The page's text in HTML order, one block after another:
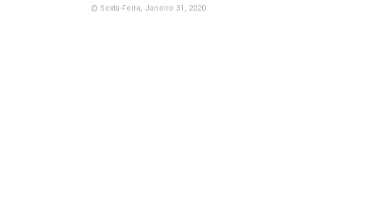
Sexta-Feira, Janeiro 31, 2020